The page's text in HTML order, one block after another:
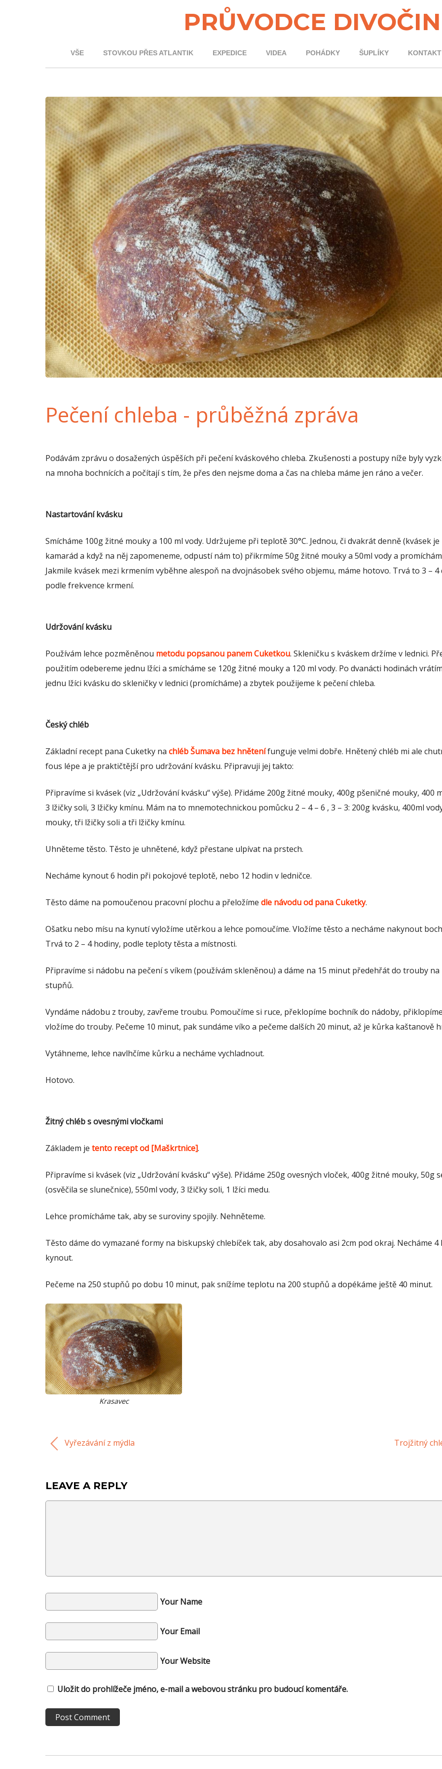
PRŮVODCE
VŠE STOVKOU PŘES ATLANTIK EXPEDICE VIDEA POHÁDKY ŠUPLÍKY KONTAKT
Pečení chleba - průběžná zpráva
Podávám zprávu o dosažených úspěších při pečení kváskového chleba. Zkušenosti a postupy níže byly
na mnoha bochnících a počítají s tím, že přes den nejsme doma a čas na chleba máme jen ráno a večer.
Nastartování kvásku
Smícháme 100g žitné mouky a 100 ml vody. Udržujeme při teplotě 30°C. Jednou, či dvakrát denně (kvásek je
kamarád a když na něj zapomeneme, odpustí nám to) přikrmíme 50g žitné mouky a 50ml vody a
Jakmile kvásek mezi krmením vyběhne alespoň na dvojnásobek svého objemu, máme hotovo. Trvá to 3 – 4
podle frekvence krmení.
Udržování kvásku
Používám lehce pozměněnou metodu popsanou panem Cuketkou. Skleničku s kváskem držíme v lednici.
použitím odebereme jednu lžíci a smícháme se 120g žitné mouky a 120 ml vody. Po dvanácti hodinách
jednu lžíci kvásku do skleničky v lednici (promícháme) a zbytek použijeme k pečení chleba.
Český chléb
Základní recept pana Cuketky na chléb Šumava bez hnětenífunguje velmi dobře. Hnětený chléb mi ale
fous lépe a je praktičtější pro udržování kvásku. Připravuji jej takto:
Připravíme si kvásek (viz „Udržování kvásku“ výše). Přidáme 200g žitné mouky, 400g pšeničné mouky, 400
3 lžičky soli, 3 lžičky kmínu. Mám na to mnemotechnickou pomůcku 2 – 4 – 6 , 3 – 3: 200g kvásku, 400ml
mouky, tři lžičky soli a tři lžičky kmínu.
Uhněteme těsto. Těsto je uhnětené, když přestane ulpívat na prstech.
Necháme kynout 6 hodin při pokojové teplotě, nebo 12 hodin v ledničce.
Těsto dáme na pomoučenou pracovní plochu a přeložíme dle návodu od pana Cuketky.
Ošatku nebo mísu na kynutí vyložíme utěrkou a lehce pomoučíme. Vložíme těsto a necháme nakynout
Trvá to 2 – 4 hodiny, podle teploty těsta a místnosti.
Připravíme si nádobu na pečení s víkem (používám skleněnou) a dáme na 15 minut předehřát do trouby na
stupňů.
Vyndáme nádobu z trouby, zavřeme troubu. Pomoučíme si ruce, překlopíme bochník do nádoby,
vložíme do trouby. Pečeme 10 minut, pak sundáme víko a pečeme dalších 20 minut, až je kůrka kaštanově
Vytáhneme, lehce navlhčíme kůrku a necháme vychladnout.
Hotovo.
Žitný chléb s ovesnými vločkami
Základem je tento recept od [Maškrtnice].
Připravíme si kvásek (viz „Udržování kvásku“ výše). Přidáme 250g ovesných vloček, 400g žitné mouky, 50g
(osvěčila se slunečnice), 550ml vody, 3 lžičky soli, 1 lžíci medu.
Lehce promícháme tak, aby se suroviny spojily. Nehněteme.
Těsto dáme do vymazané formy na biskupský chlebíček tak, aby dosahovalo asi 2cm pod okraj. Necháme 4
kynout.
Pečeme na 250 stupňů po dobu 10 minut, pak snížíme teplotu na 200 stupňů a dopékáme ještě 40 minut.
Krasavec
Vyřezávání z mýdla Trojžitný
LEAVE A REPLY
Your Name
Your Email
Your Website
Uložit do prohlížeče jméno, e-mail a webovou stránku pro budoucí komentáře.